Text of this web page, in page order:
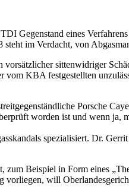
Gegenstand eines
im Verdacht, von
sittenwidriger
vom KBA festgestellten
Porsche
worden ist und wenn ja,
spezialisiert. Dr.
zum Beispiel in Form eines
will